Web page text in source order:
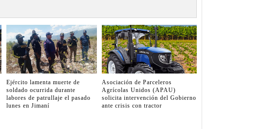
Ejército lamenta muerte de
soldado ocurrida durante
labores de patrullaje el pasado
lunes en Jimaní
Asociación de Parceleros
Agrícolas Unidos (APAU)
solicita intervención del Gobierno
ante crisis con tractor